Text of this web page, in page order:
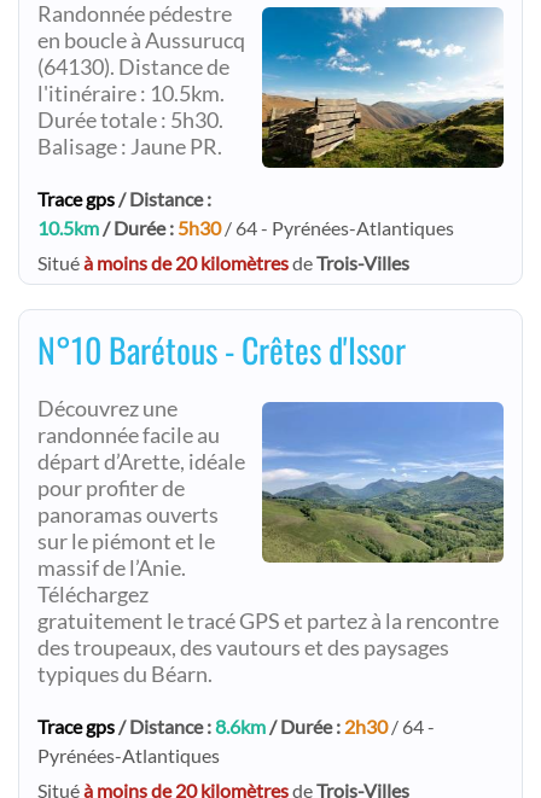
Randonnée pédestre
en boucle à Aussurucq
(64130). Distance de
l'itinéraire : 10.5km.
Durée totale : 5h30.
Balisage : Jaune PR.
Trace gps/ Distance :
10.5km/ Durée : 5h30/ 64 - Pyrénées-Atlantiques
Situéà moins de 20 kilomètresdeTrois-Villes
N°10 Barétous - Crêtes d'Issor
Découvrez une
randonnée facile au
départ d’Arette, idéale
pour profiter de
panoramas ouverts
sur le piémont et le
massif de l’Anie.
Téléchargez
gratuitement le tracé GPS et partez à la rencontre
des troupeaux, des vautours et des paysages
typiques du Béarn.
Trace gps/ Distance :8.6km/ Durée : 2h30/ 64 -
Pyrénées-Atlantiques
Situéà moins de 20 kilomètresdeTrois-Villes